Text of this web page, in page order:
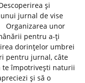
și
jurnal de vise
unor
pentru a-ți
dorințelor umbrei
jurnal, câte
te împotrivești naturii
și să o